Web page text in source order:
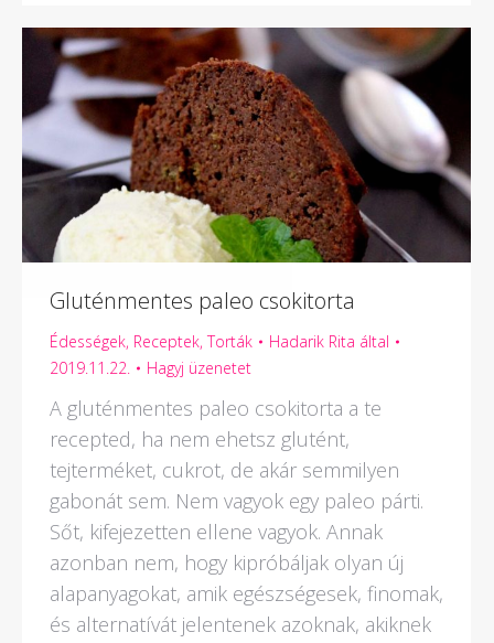
Gluténmentes paleo csokitorta
Édességek, Receptek,Torták Hadarik Rita által
2019.11.22.
Hagyj üzenetet
A gluténmentes paleo csokitorta a te
recepted, ha nem ehetsz glutént,
tejterméket, cukrot, de akár semmilyen
gabonát sem. Nem vagyok egy paleo párti.
Sőt, kifejezetten ellene vagyok. Annak
azonban nem, hogy kipróbáljak olyan új
alapanyagokat, amik egészségesek, finomak,
és alternatívát jelentenek azoknak, akiknek